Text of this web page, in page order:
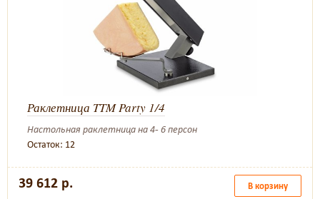
Раклетница TTM Party 1/4
Настольная раклетница на 4- 6 персон
Остаток: 12
39 612 р. В корзину